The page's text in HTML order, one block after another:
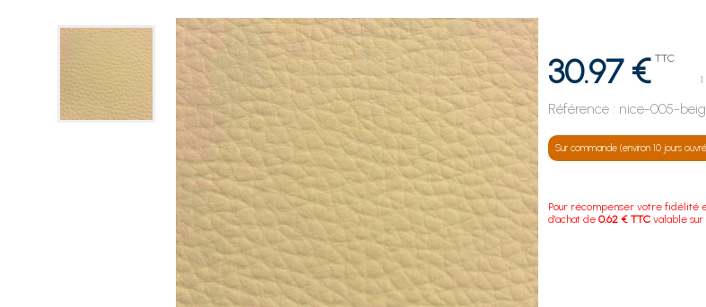
30.97 € TTC
Référence : nice-005-
Sur commande (environ 10 jours
Pour récompenser votre fidélité
d'achat de0.62 € TTC valable